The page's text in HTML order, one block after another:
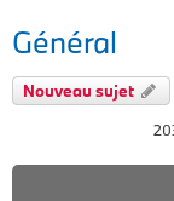
Général
Nouveau sujet